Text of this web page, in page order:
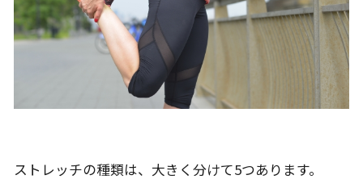
ストレッチの種類は、大きく分けて5つあります。